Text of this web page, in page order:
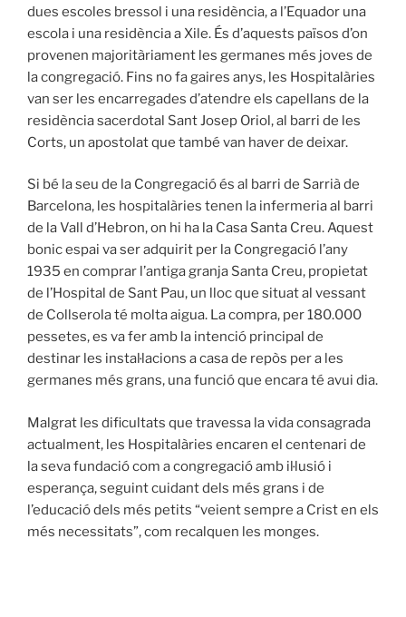
dues escoles bressol i una residència, a l’Equador una
escola i una residència a Xile. És d’aquests països d’on
provenen majoritàriament les germanes més joves de
la congregació. Fins no fa gaires anys, les Hospitalàries
van ser les encarregades d’atendre els capellans de la
residència sacerdotal Sant Josep Oriol, al barri de les
Corts, un apostolat que també van haver de deixar.
Si bé la seu de la Congregació és al barri de Sarrià de
Barcelona, les hospitalàries tenen la infermeria al barri
de la Vall d’Hebron, on hi ha la Casa Santa Creu. Aquest
bonic espai va ser adquirit per la Congregació l’any
1935 en comprar l’antiga granja Santa Creu, propietat
de l’Hospital de Sant Pau, un lloc que situat al vessant
de Collserola té molta aigua. La compra, per 180.000
pessetes, es va fer amb la intenció principal de
destinar les instal·lacions a casa de repòs per a les
germanes més grans, una funció que encara té avui dia.
Malgrat les dificultats que travessa la vida consagrada
actualment, les Hospitalàries encaren el centenari de
la seva fundació com a congregació amb il·lusió i
esperança, seguint cuidant dels més grans i de
l’educació dels més petits “veient sempre a Crist en els
més necessitats”, com recalquen les monges.